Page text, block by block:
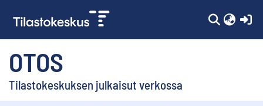
OTOS
Tilastokeskuksen julkaisut verkossa